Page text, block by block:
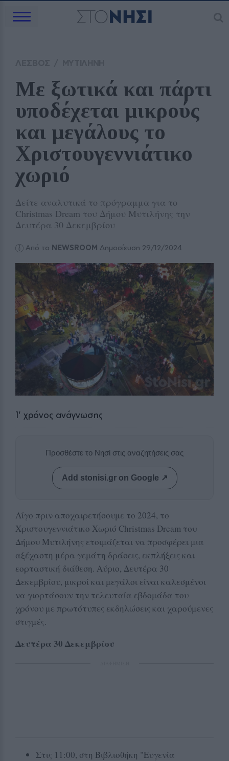
Με ξωτικά και πάρτι
υποδέχεται μικρούς
και μεγάλους το
Χριστουγεννιάτικο
χωριό
Δείτε αναλυτικά το πρόγραμμα για το
Christmas Dream του Δήμου Μυτιλήνης την
Δευτέρα 30 Δεκεμβρίου
Από το NEWSROOM Δημοσίευση 29/12/2024
1' χρόνος ανάγνωσης
Προσθέστε το Νησί στις αναζητήσεις σας
Add stonisi.gr on Google ↗
Λίγο πριν αποχαιρετήσουμε το 2024, το
Χριστουγεννιάτικο Χωριό Christmas Dream του
Δήμου Μυτιλήνης ετοιμάζεται να προσφέρει μια
αξέχαστη μέρα γεμάτη δράσεις, εκπλήξεις και
εορταστική διάθεση. Αύριο, Δευτέρα 30
Δεκεμβρίου, μικροί και μεγάλοι είναι καλεσμένοι
να γιορτάσουν την τελευταία εβδομάδα του
χρόνου με πρωτότυπες εκδηλώσεις και χαρούμενες
στιγμές.
Δευτέρα 30 Δεκεμβρίου
Στις 11:00, στη Βιβλιοθήκη "Ευγενία